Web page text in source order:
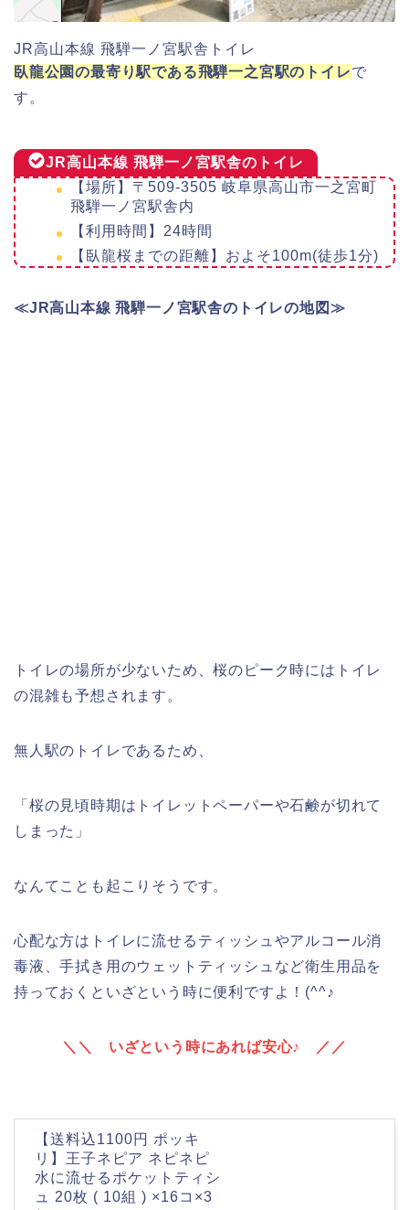
JR高山本線 飛騨一ノ宮駅舎トイレ
臥龍公園の最寄り駅である飛騨一之宮駅のトイレで
す。
JR高山本線 飛騨一ノ宮駅舎の トイレ
【場所】〒509-3505 岐阜県高山市一之宮町
飛騨一ノ宮駅舎内
【利用時間】24時間
【臥龍桜までの距離】およそ100m(徒歩1分)
≪JR高山本線 飛騨一ノ宮駅舎のトイレの地図≫
トイレの場所が少ないため、桜のピーク時にはトイレ
の混雑も予想されます。
無人駅のトイレであるため、
「桜の見頃時期はトイレットペーパーや石鹸が切れて
しまった」
なんてことも起こりそうです。
心配な方はトイレに流せるティッシュやアルコール消
毒液、手拭き用のウェットティッシュなど衛生用品を
持っておくといざという時に便利ですよ！(^^♪
＼＼ いざという時にあれば安心♪ ／／
【送料込1100円 ポッキ
リ】王子ネピア ネピネピ
水に流せるポケットティシ
ュ 20枚 ( 10組 ) ×16コ×3